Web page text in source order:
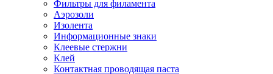
Фильтры для филамента
Аэрозоли
Изолента
Информационные знаки
Клеевые стержни
Клей
Контактная проводящая паста